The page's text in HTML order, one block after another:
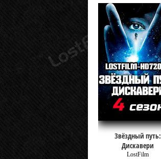
Звёздный путь:
Дискавери
LostFilm